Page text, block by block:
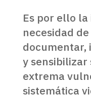
Es por ello
necesidad
documentar,
y sensibilizar
extrema
sistemática